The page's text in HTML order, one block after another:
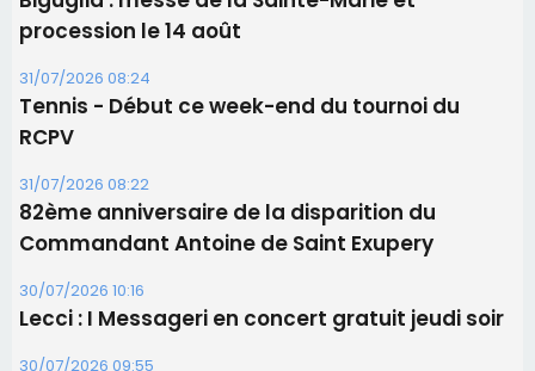
30/07/2026 10:16
Lecci : I Messageri en concert gratuit jeudi soir
30/07/2026 09:55
Corte : I Chjami Aghjalesi en concert ce soir
Bastia - Assunta Gloriosa à la Cathédrale
Sainte-Marie